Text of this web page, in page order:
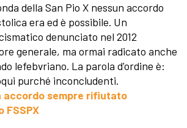
della San Pio X nessun accordo
era ed è possibile. Un
denunciato nel 2012
generale, ma ormai radicato anche
lefebvriano. La parola d'ordine è:
purché inconcludenti.
accordo sempre rifiutato
FSSPX